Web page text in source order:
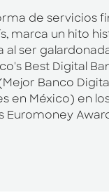
de servicios
marca un hito
al ser
Best Digital
Banco
en México) en
Euromoney